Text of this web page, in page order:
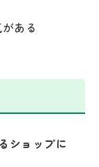
ある
ショップに